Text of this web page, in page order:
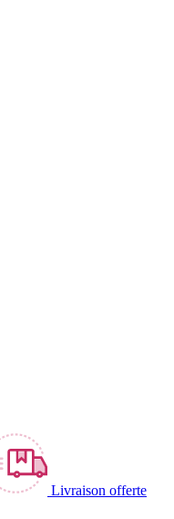
Livraison offerte